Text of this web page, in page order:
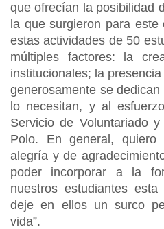
que ofrecían la posibilidad
la que surgieron para
estas actividades de 50
múltiples factores: la
institucionales; la
generosamente se
lo necesitan, y al
Servicio de Voluntariado
Polo. En general,
alegría y de
poder incorporar a la
nuestros estudiantes
deje en ellos un surco
vida”.